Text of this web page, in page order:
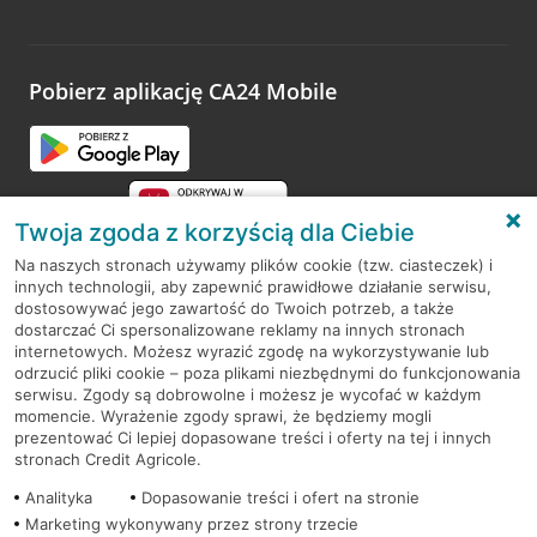
opinie.
Pobierz aplikację CA24 Mobile
RODO
Regulamin serwisu
Mapa serwisu
PolitykaCookies
Twoja zgoda z korzyścią dla Ciebie
Na naszych stronach używamy plików cookie (tzw. ciasteczek) i
innych technologii, aby zapewnić prawidłowe działanie serwisu,
dostosowywać jego zawartość do Twoich potrzeb, a także
dostarczać Ci spersonalizowane reklamy na innych stronach
internetowych. Możesz wyrazić zgodę na wykorzystywanie lub
odrzucić pliki cookie – poza plikami niezbędnymi do funkcjonowania
serwisu. Zgody są dobrowolne i możesz je wycofać w każdym
momencie. Wyrażenie zgody sprawi, że będziemy mogli
prezentować Ci lepiej dopasowane treści i oferty na tej i innych
stronach Credit Agricole.
Analityka
Dopasowanie treści i ofert na stronie
Marketing wykonywany przez strony trzecie